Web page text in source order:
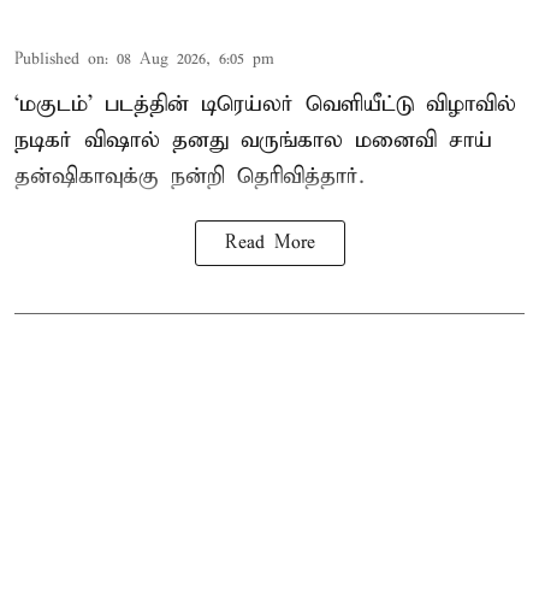
Published on: 08 Aug 2026, 6:05 pm
‘மகுடம்’ படத்தின் டிரெய்லர் வெளியீட்டு விழாவில்
நடிகர் விஷால் தனது வருங்கால மனைவி சாய்
தன்ஷிகாவுக்கு நன்றி தெரிவித்தார்.
Read More